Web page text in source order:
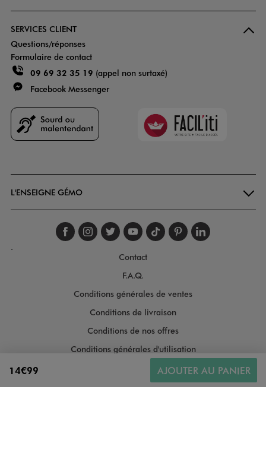
14€99 AJOUTER AU PANIER
SERVICES CLIENT
Questions/réponses
Formulaire de contact
09 69 32 35 19 (appel non surtaxé)
Facebook Messenger
Faciliti
L'ENSEIGNE GÉMO
Suivez-nous sur
Suivez-nous sur
Suivez-nous sur
Suivez-nous
Suivez-nous
Suivez-
.
Contact
F.A.Q.
Conditions générales de ventes
Conditions de livraison
Conditions de nos offres
Conditions générales d'utilisation
Politique de protection des données
Gestion des cookies